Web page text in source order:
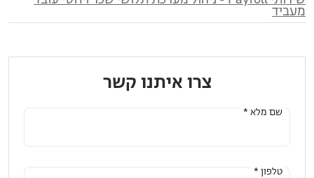
מעביד
צרו איתנו קשר
שם מלא *
טלפון *